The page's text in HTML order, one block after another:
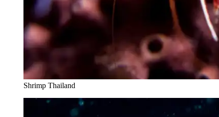
Shrimp Thailand